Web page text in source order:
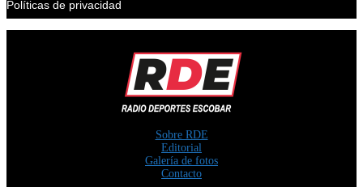
Políticas de privacidad
Sobre RDE
Editorial
Galería de fotos
Contacto